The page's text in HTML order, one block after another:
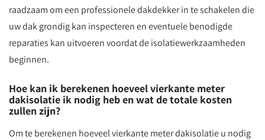
raadzaam om een professionele dakdekker in te schakelen die
uw dak grondig kan inspecteren en eventuele benodigde
reparaties kan uitvoeren voordat de isolatiewerkzaamheden
beginnen.
Hoe kan ik berekenen hoeveel vierkante meter
dakisolatie ik nodig heb en wat de totale kosten
zullen zijn?
Om te berekenen hoeveel vierkante meter dakisolatie u nodig